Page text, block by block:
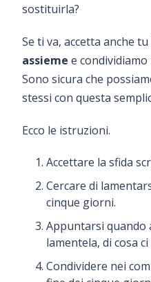
sostituirla?
Se ti va, accetta anche tu
assieme e
Sono sicura che
stessi con questa
Ecco le istruzioni.
Accettare la sfida
Cercare di
cinque giorni.
Appuntarsi quando
lamentela, di cosa
Condividere nei